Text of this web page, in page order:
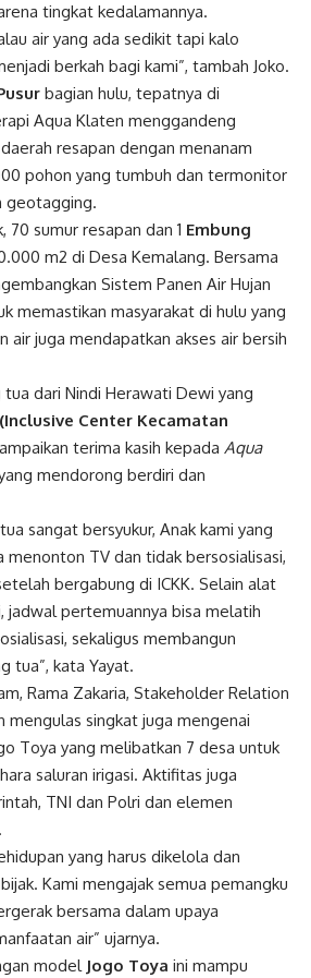
tingkat kedalamannya.
air yang ada sedikit tapi kalo
berkah bagi kami”, tambah Joko.
bagian hulu, tepatnya di
Aqua Klaten menggandeng
resapan dengan menanam
pohon yang tumbuh dan termonitor
geotagging.
70 sumur resapan dan 1 Embung
m2 di Desa Kemalang. Bersama
Sistem Panen Air Hujan
memastikan masyarakat di hulu yang
air juga mendapatkan akses air bersih
tua dari Nindi Herawati Dewi yang
Center Kecamatan
terima kasih kepada Aqua
mendorong berdiri dan
sangat bersyukur, Anak kami yang
menonton TV dan tidak bersosialisasi,
bergabung di ICKK. Selain alat
jadwal pertemuannya bisa melatih
sekaligus membangun
tua”, kata Yayat.
Rama Zakaria, Stakeholder Relation
mengulas singkat juga mengenai
Toya yang melibatkan 7 desa untuk
saluran irigasi. Aktifitas juga
TNI dan Polri dan elemen
yang harus dikelola dan
Kami mengajak semua pemangku
bersama dalam upaya
air” ujarnya.
model Jogo Toya ini mampu